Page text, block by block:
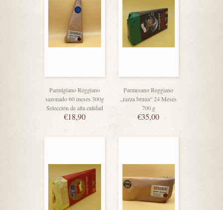
Parmigiano Reggiano
sazonado 60 meses 300g
Selección de alta calidad
€18,90
Parmesano Reggiano
„razza bruna“ 24 Meses
700 g
€35,00